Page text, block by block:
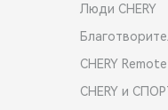
Люди CHERY
CHERY Remote
CHERY и